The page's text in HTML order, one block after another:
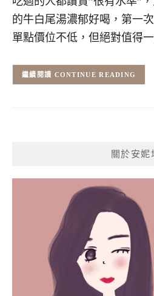
的牛白尾湯濃郁好喝，第一
單點價位不低，但絕對值得
CONTINUE READING
關於安妮